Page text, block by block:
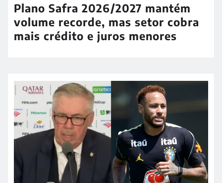
Plano Safra 2026/2027 mantém
volume recorde, mas setor cobra
mais crédito e juros menores